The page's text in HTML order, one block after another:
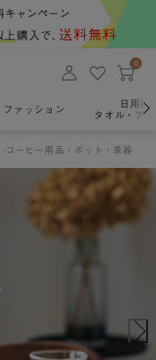
0
ファッション
日用雑
タオル・ア
コーヒー用品・ポット・茶器